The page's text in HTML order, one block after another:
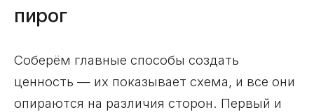
пирог
Соберём главные способы создать
ценность — их показывает схема, и все они
опираются на различия сторон. Первый и